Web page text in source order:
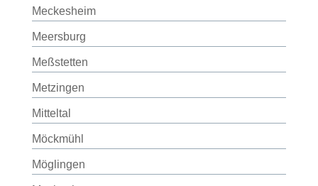
Meckesheim
Meersburg
Meßstetten
Metzingen
Mitteltal
Möckmühl
Möglingen